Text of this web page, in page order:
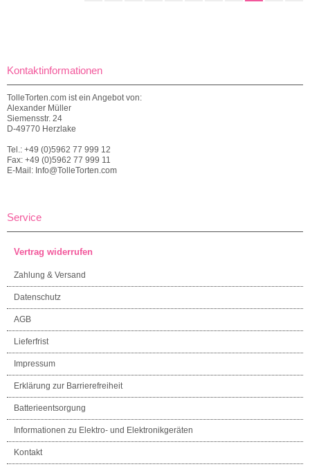
Kontaktinformationen
TolleTorten.com ist ein Angebot von:
Alexander Müller
Siemensstr. 24
D-49770 Herzlake
Tel.: +49 (0)5962 77 999 12
Fax: +49 (0)5962 77 999 11
E-Mail: Info@TolleTorten.com
Service
Vertrag widerrufen
Zahlung & Versand
Datenschutz
AGB
Lieferfrist
Impressum
Erklärung zur Barrierefreiheit
Batterieentsorgung
Informationen zu Elektro- und Elektronikgeräten
Kontakt